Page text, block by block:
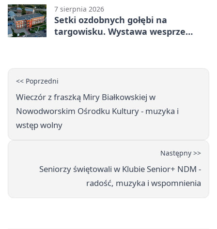
7 sierpnia 2026
Setki ozdobnych gołębi na
targowisku. Wystawa wesprze
<< Poprzedni
Wieczór z fraszką Miry Białkowskiej w
Nowodworskim Ośrodku Kultury - muzyka i
wstęp wolny
Następny >>
Seniorzy świętowali w Klubie Senior+ NDM -
radość, muzyka i wspomnienia